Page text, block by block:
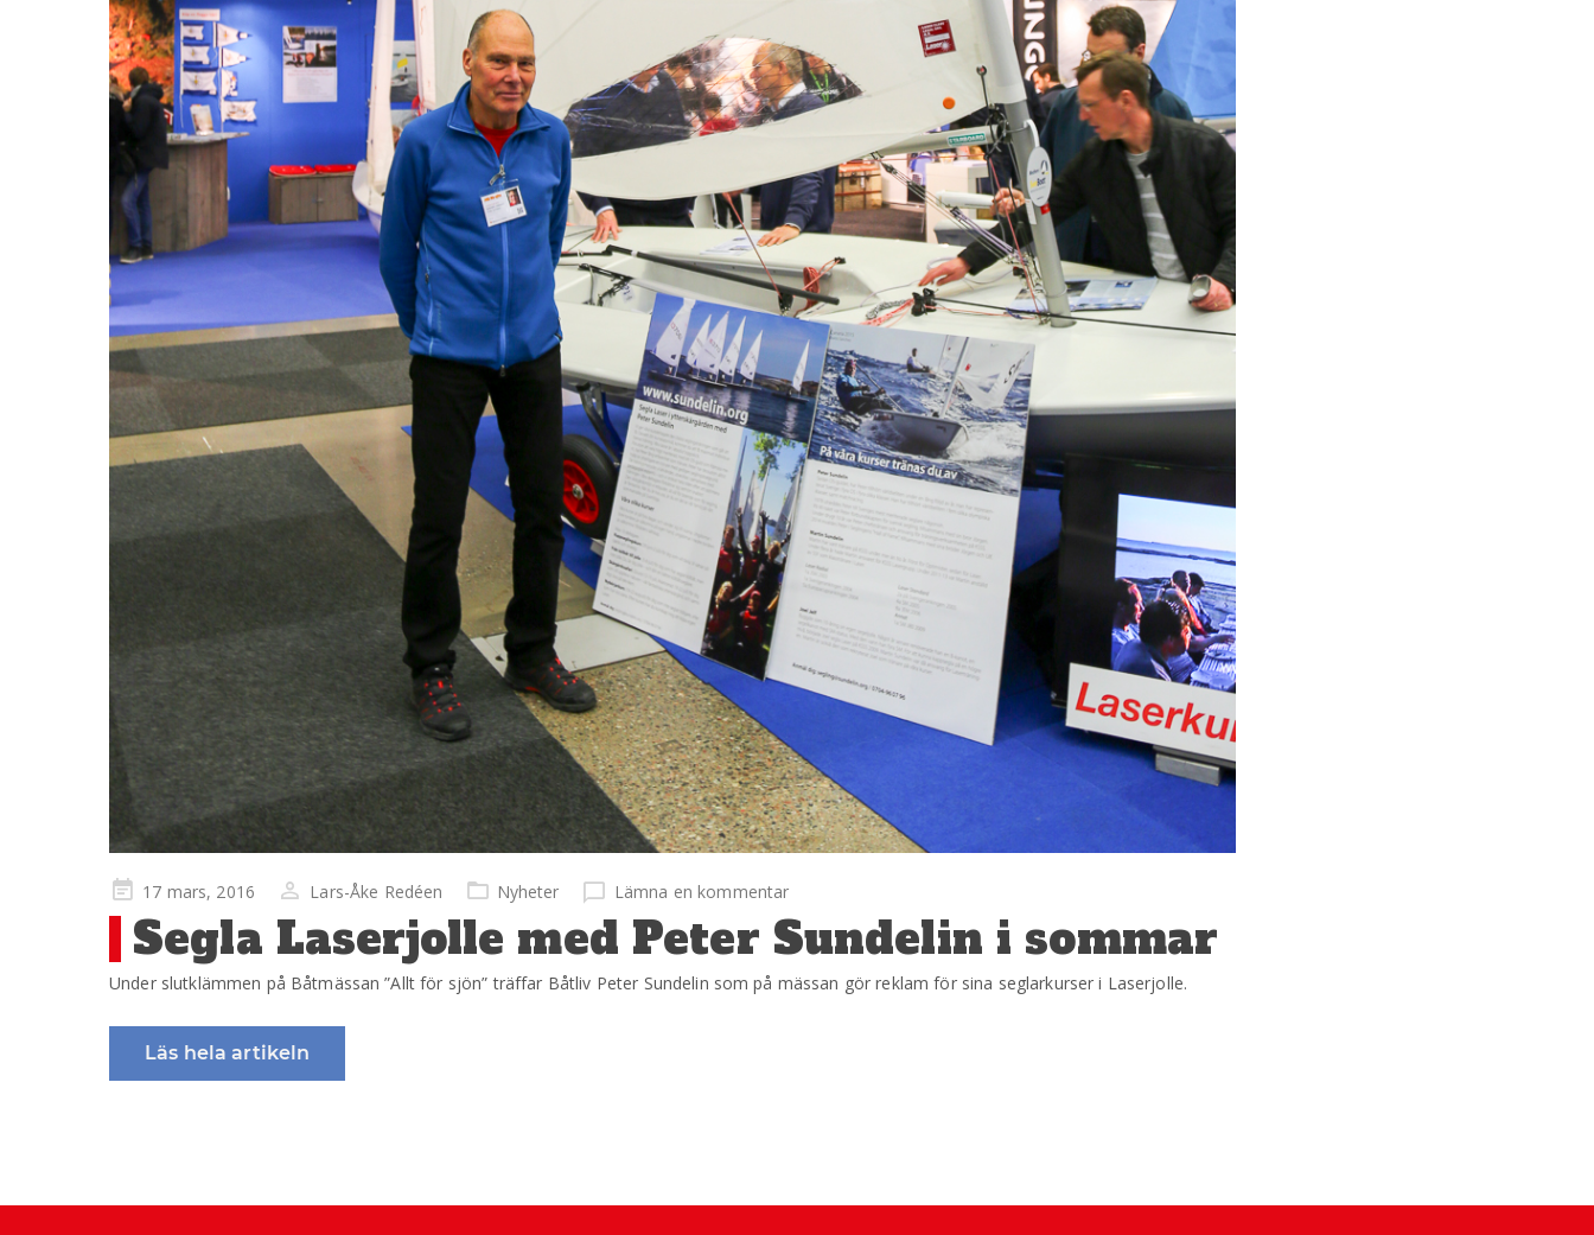
Publicerad
på
17 mars, 2016 Lars-Åke Redéen Nyheter Lämna en kommentar
Segla Laserjolle med Peter Sundelin i sommar
Under slutklämmen på Båtmässan ”Allt för sjön” träffar Båtliv Peter Sundelin som på mässan gör reklam för sina seglarkurser i Laserjolle.
Läs hela artikeln